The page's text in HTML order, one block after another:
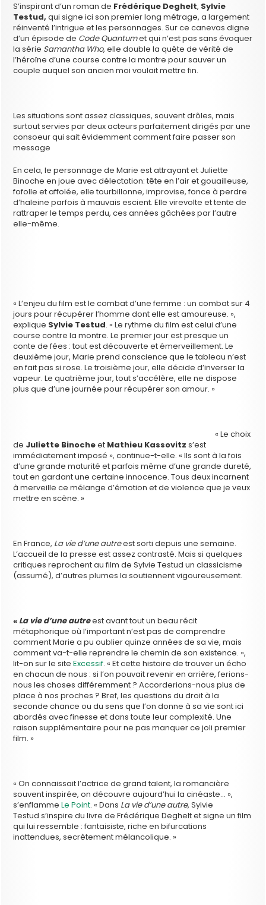
S’inspirant d’un roman de Frédérique Deghelt, Sylvie
Testud, qui signe ici son premier long métrage, a largement
réinventé l’intrigue et les personnages. Sur ce canevas digne
d’un épisode de Code Quantumet qui n’est pas sans évoquer
la série Samantha Who, elle double la quête de vérité de
l’héroïne d’une course contre la montre pour sauver un
couple auquel son ancien moi voulait mettre fin.
Les situations sont assez classiques, souvent drôles, mais
surtout servies par deux acteurs parfaitement dirigés par une
consoeur qui sait évidemment comment faire passer son
message
En cela, le personnage de Marie est attrayant et Juliette
Binoche en joue avec délectation: tête en l’air et gouailleuse,
fofolle et affolée, elle tourbillonne, improvise, fonce à perdre
d’haleine parfois à mauvais escient. Elle virevolte et tente de
rattraper le temps perdu, ces années gâchées par l’autre
elle-même.
« L’enjeu du film est le combat d’une femme : un combat sur 4
jours pour récupérer l’homme dont elle est amoureuse. »,
explique Sylvie Testud. « Le rythme du film est celui d’une
course contre la montre. Le premier jour est presque un
conte de fées : tout est découverte et émerveillement. Le
deuxième jour, Marie prend conscience que le tableau n’est
en fait pas si rose. Le troisième jour, elle décide d’inverser la
vapeur. Le quatrième jour, tout s’accélère, elle ne dispose
plus que d’une journée pour récupérer son amour. »
« Le choix
de Juliette Binocheet Mathieu Kassovitz s’est
immédiatement imposé », continue-t-elle. « Ils sont à la fois
d’une grande maturité et parfois même d’une grande dureté,
tout en gardant une certaine innocence. Tous deux incarnent
à merveille ce mélange d’émotion et de violence que je veux
mettre en scène. »
En France, La vie d’une autreest sorti depuis une semaine.
L’accueil de la presse est assez contrasté. Mais si quelques
critiques reprochent au film de Sylvie Testud un classicisme
(assumé), d’autres plumes la soutiennent vigoureusement.
« La vie d’une autreest avant tout un beau récit
métaphorique où l’important n’est pas de comprendre
comment Marie a pu oublier quinze années de sa vie, mais
comment va-t-elle reprendre le chemin de son existence. »,
lit-on sur le siteExcessif. « Et cette histoire de trouver un écho
en chacun de nous : si l’on pouvait revenir en arrière, ferions-
nous les choses différemment ? Accorderions-nous plus de
place à nos proches ? Bref, les questions du droit à la
seconde chance ou du sens que l’on donne à sa vie sont ici
abordés avec finesse et dans toute leur complexité. Une
raison supplémentaire pour ne pas manquer ce joli premier
film. »
« On connaissait l’actrice de grand talent, la romancière
souvent inspirée, on découvre aujourd’hui la cinéaste… »,
s’enflammeLe Point. « Dans La vie d’une autre, Sylvie
Testud s’inspire du livre de Frédérique Deghelt et signe un film
qui lui ressemble : fantaisiste, riche en bifurcations
inattendues, secrètement mélancolique. »